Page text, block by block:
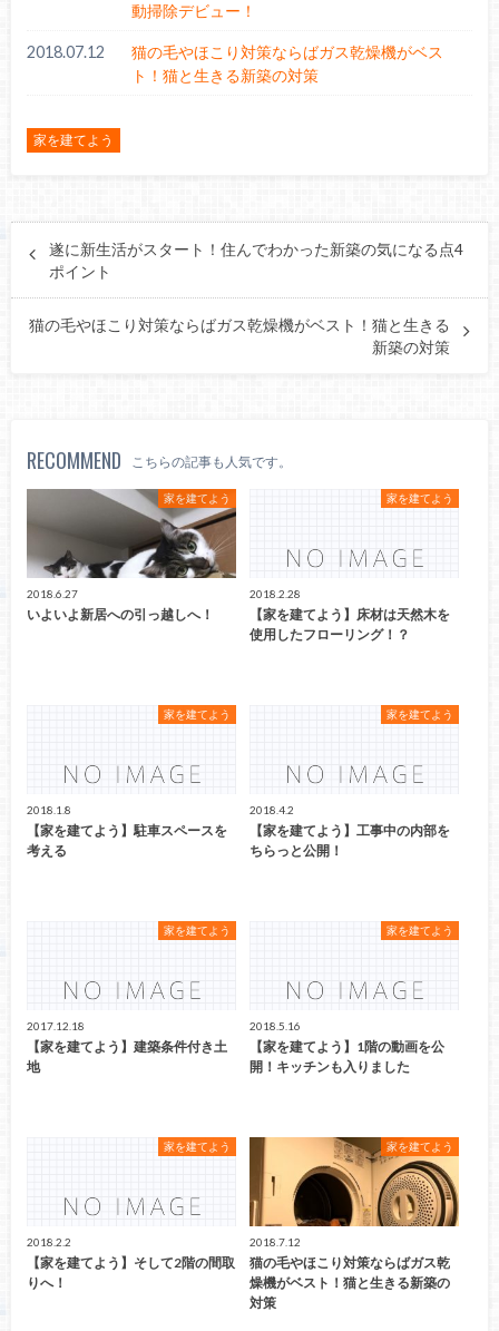
動掃除デビュー！
2018.07.12
猫の毛やほこり対策ならばガス乾燥機がベス
ト！猫と生きる新築の対策
家を建てよう
遂に新生活がスタート！住んでわかった新築の気になる点4
ポイント
猫の毛やほこり対策ならばガス乾燥機がベスト！猫と生きる
新築の対策
RECOMMEND こちらの記事も人気です。
家を建てよう
2018.6.27
いよいよ新居への引っ越しへ！
家を建てよう
2018.2.28
【家を建てよう】床材は天然木を
使用したフローリング！？
家を建てよう
2018.1.8
【家を建てよう】駐車スペースを
考える
家を建てよう
2018.4.2
【家を建てよう】工事中の内部を
ちらっと公開！
家を建てよう
2017.12.18
【家を建てよう】建築条件付き土
地
家を建てよう
2018.5.16
【家を建てよう】1階の動画を公
開！キッチンも入りました
家を建てよう
2018.2.2
【家を建てよう】そして2階の間取
りへ！
家を建てよう
2018.7.12
猫の毛やほこり対策ならばガス乾
燥機がベスト！猫と生きる新築の
対策